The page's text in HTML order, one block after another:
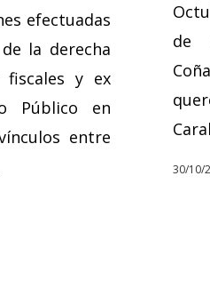
de
30/10/
efectuadas
la derecha
y ex
Público en
entre